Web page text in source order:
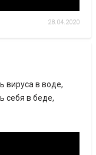
28.04.2020
вируса в воде,
себя в беде,